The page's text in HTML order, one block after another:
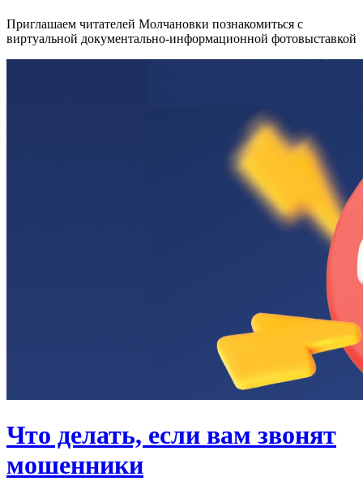
Приглашаем читателей Молчановки познакомиться с
виртуальной документально-информационной фотовыставкой
Что делать, если вам звонят
мошенники